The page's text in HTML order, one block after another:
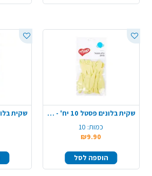
שקית בלונים פסטל 10 יח' - צהוב
כמות: 10
₪9.90
הוספה לסל